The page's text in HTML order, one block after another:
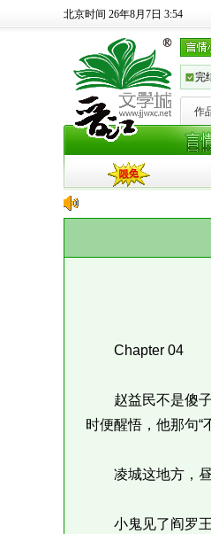
北京时间 26年8月7日 3:54
完
作
Chapter 04
赵益民不是傻子
时便醒悟，他那句“
凌城这地方，昼
小鬼见了阎罗王